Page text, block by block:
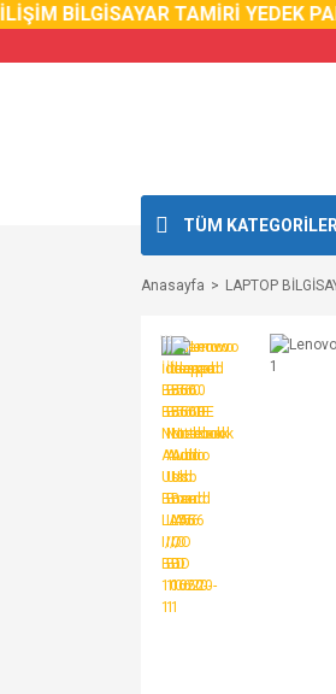
BİLGİSAYAR TAMİRİ YEDEK
TÜM KATEGORİLER
Anasayfa LAPTOP